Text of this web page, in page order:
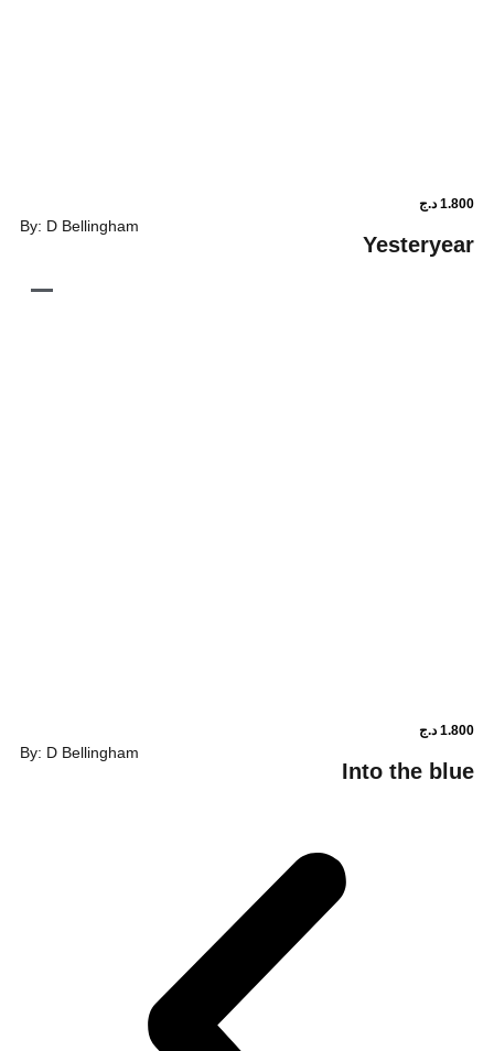
By: D Bellingham
By: D Bellingham
Into